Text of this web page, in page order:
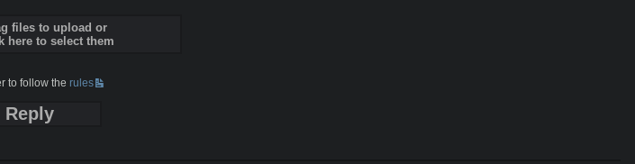
files to upload or
here to select them
to follow therules
Reply